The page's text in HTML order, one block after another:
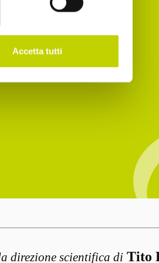
Accetta tutti
direzione scientifica di Tito